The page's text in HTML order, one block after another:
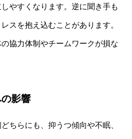
やすくなります。逆に聞き手も
スを抱え込むことがあります。
協力体制やチームワークが損な
影響
ちらにも、抑うつ傾向や不眠、